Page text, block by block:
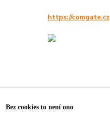
https://comgate.cz
Bez cookies to není ono